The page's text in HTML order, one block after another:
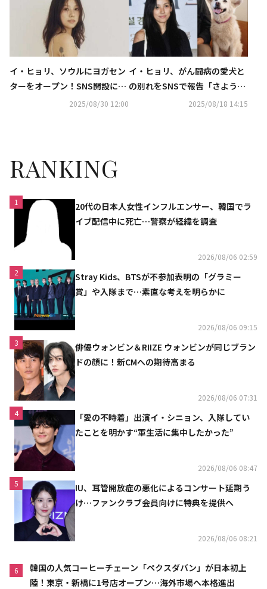
イ・ヒョリ、ソウルにヨガセン
ターをオープン！SNS開設に熱
い反応…夫イ・サンスンも応援
2025/08/30 12:00
イ・ヒョリ、がん闘病の愛犬と
の別れをSNSで報告「さような
2025/08/18 14:15
RANKING
1
20代の日本人女性インフルエンサー、韓国でラ
イブ配信中に死亡…警察が経緯を調査
2026/08/06 02:59
2
Stray Kids、BTSが不参加表明の「グラミー
賞」や入隊まで…素直な考えを明らかに
2026/08/06 09:15
3
俳優ウォンビン＆RIIZE ウォンビンが同じブラン
ドの顔に！新CMへの期待高まる
2026/08/06 07:31
4
「愛の不時着」出演イ・シニョン、入隊してい
たことを明かす“軍生活に集中したかった”
2026/08/06 08:47
5
IU、耳管開放症の悪化によるコンサート延期う
け…ファンクラブ会員向けに特典を提供へ
2026/08/06 08:21
6
韓国の人気コーヒーチェーン「ペクスダバン」が日本初上
陸！東京・新橋に1号店オープン…海外市場へ本格進出